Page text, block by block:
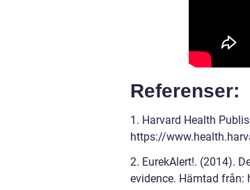
Referenser:
1. Harvard Health
https://
2. EurekAlert!. (2014).
evidence. Hämtad